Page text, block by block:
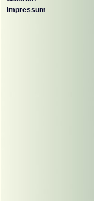
Impressum